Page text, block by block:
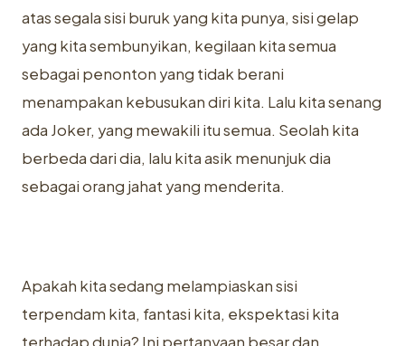
atas segala sisi buruk yang kita punya, sisi gelap
yang kita sembunyikan, kegilaan kita semua
sebagai penonton yang tidak berani
menampakan kebusukan diri kita. Lalu kita senang
ada Joker, yang mewakili itu semua. Seolah kita
berbeda dari dia, lalu kita asik menunjuk dia
sebagai orang jahat yang menderita.
Apakah kita sedang melampiaskan sisi
terpendam kita, fantasi kita, ekspektasi kita
terhadap dunia? Ini pertanyaan besar dan